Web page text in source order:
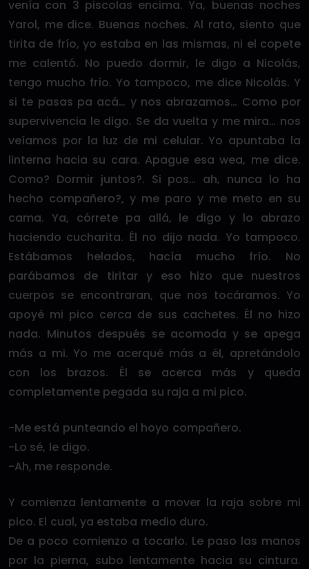
venía con 3 piscolas encima. Ya, buenas noches
Yarol, me dice. Buenas noches. Al rato, siento que
tirita de frío, yo estaba en las mismas, ni el copete
me calentó. No puedo dormir, le digo a Nicolás,
tengo mucho frío. Yo tampoco, me dice Nicolás. Y
si te pasas pa acá… y nos abrazamos… Como por
supervivencia le digo. Se da vuelta y me mira… nos
veíamos por la luz de mi celular. Yo apuntaba la
linterna hacia su cara. Apague esa wea, me dice.
Como? Dormir juntos?. Si pos… ah, nunca lo ha
hecho compañero?, y me paro y me meto en su
cama. Ya, córrete pa allá, le digo y lo abrazo
haciendo cucharita. Él no dijo nada. Yo tampoco.
Estábamos helados, hacía mucho frío. No
parábamos de tiritar y eso hizo que nuestros
cuerpos se encontraran, que nos tocáramos. Yo
apoyé mi pico cerca de sus cachetes. Él no hizo
nada. Minutos después se acomoda y se apega
más a mi. Yo me acerqué más a él, apretándolo
con los brazos. Él se acerca más y queda
completamente pegada su raja a mi pico.
-Me está punteando el hoyo compañero.
-Lo sé, le digo.
-Ah, me responde.
Y comienza lentamente a mover la raja sobre mi
pico. El cual, ya estaba medio duro.
De a poco comienzo a tocarlo. Le paso las manos
por la pierna, subo lentamente hacia su cintura.